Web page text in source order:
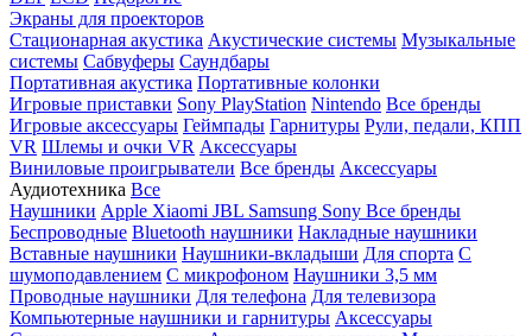
Экраны для проекторов
Стационарная акустика Акустические системы Музыкальные
системы Сабвуферы Саундбары
Портативная акустика Портативные колонки
Игровые приставки Sony PlayStation Nintendo Все бренды
Игровые аксессуары Геймпады Гарнитуры Рули, педали, КПП
VR Шлемы и очки VR Аксессуары
Виниловые проигрыватели Все бренды Аксессуары
Аудиотехника Все
Наушники Apple Xiaomi JBL Samsung Sony Все бренды
Беспроводные Bluetooth наушники Накладные наушники
Вставные наушники Наушники-вкладыши Для спорта С
шумоподавлением С микрофоном Наушники 3,5 мм
Проводные наушники Для телефона Для телевизора
Компьютерные наушники и гарнитуры Аксессуары